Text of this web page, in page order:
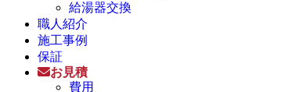
給湯器交換
職人紹介
施工事例
保証
お見積
費用